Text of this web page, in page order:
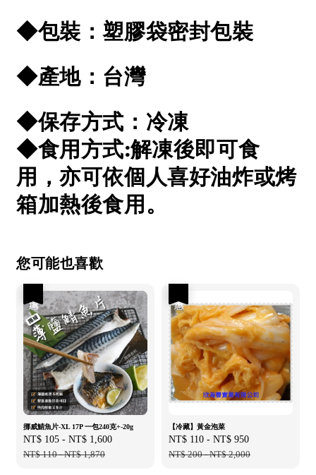
◆包裝：塑膠袋密封包裝
◆產地：台灣
◆保存方式：冷凍
◆食用方式:解凍後即可食
用，亦可依個人喜好油炸或烤
箱加熱後食用。
您可能也喜歡
挪威鯖魚片-XL 17P 一包240克+-20g
Sale
price
NT$ 105 - NT$ 1,600
NT$ 110-NT$ 1,870
【冷藏】黃金泡菜
Sale
price
NT$ 110 - NT$ 950
NT$ 200-NT$ 2,000